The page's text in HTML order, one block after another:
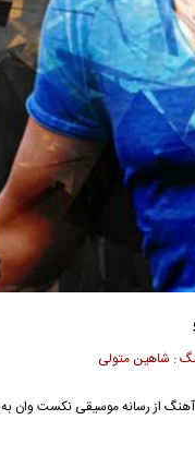
: شاهین متولی
متن این آهنگ از رسانه موسیقی نکست وان به